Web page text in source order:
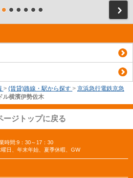
> (賃貸)路線・駅から探す > 京浜急行電鉄京急
ル横濱伊勢佐木
ージトップに戻る
時間:9：30～17：30
日、年末年始、夏季休暇、GW